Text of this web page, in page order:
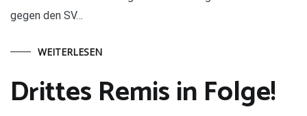
gegen den SV…
WEITERLESEN
Drittes Remis in Folge!